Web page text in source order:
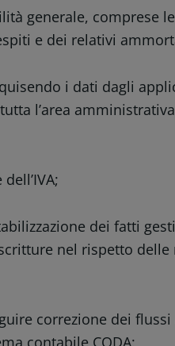
generale, comprese
e dei relativi
i dati dagli
l’area
dei fatti
nel rispetto delle
correzione dei flussi
contabile CODA;